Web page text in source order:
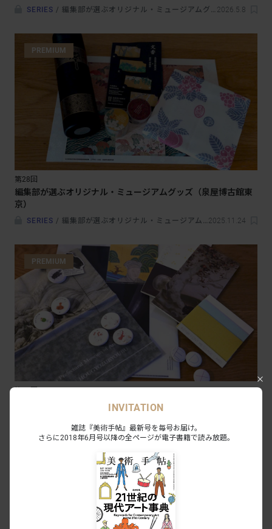
SERIES / 編集部が選ぶオリジナル・ミュージアムグッズ 2026.5.8
PREMIUM
第28回
編集部が選ぶオリジナル・ミュージアムグッズ（泉屋博古館東
京）
SERIES / 編集部が選ぶオリジナル・ミュージアムグッズ 2025.11.24
PREMIUM
編集部が選ぶオリジナル・ミュージアムグッズ（岡山県立美術
編集部が選ぶオリジナル・ミュージアムグッズ
INVITATION
雑誌『美術手帖』最新号を毎号お届け。
さらに2018年6月号以降の全ページが電子書籍で読み放題。